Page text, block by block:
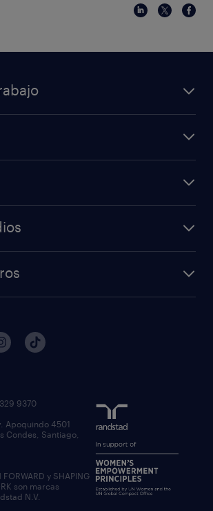
9370
Apoquindo 4501
Condes, Santiago,
y SHAPING
son marcas
N.V.